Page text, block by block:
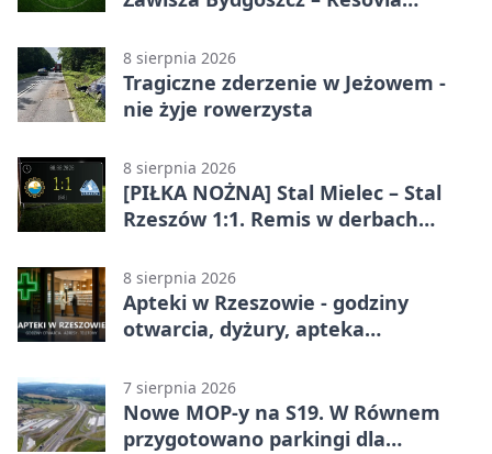
pierwszym zwycięstwem
8 sierpnia 2026
Tragiczne zderzenie w Jeżowem -
nie żyje rowerzysta
8 sierpnia 2026
[PIŁKA NOŻNA] Stal Mielec – Stal
Rzeszów 1:1. Remis w derbach
8 sierpnia 2026
Apteki w Rzeszowie - godziny
otwarcia, dyżury, apteka
7 sierpnia 2026
Nowe MOP-y na S19. W Równem
przygotowano parkingi dla